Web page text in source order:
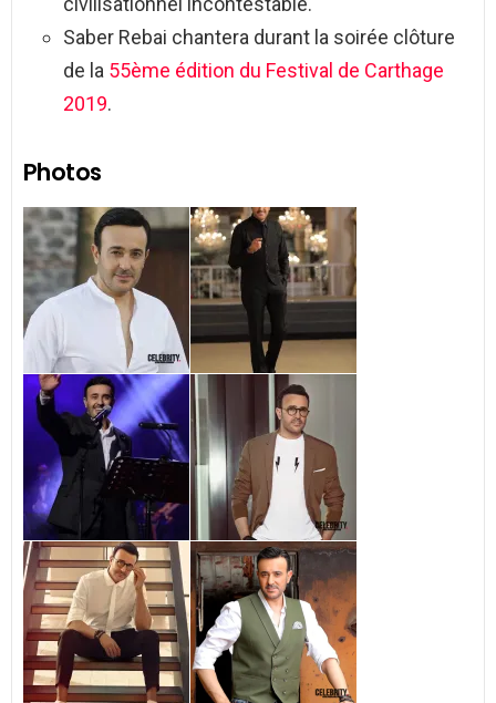
Saber Rebai chantera durant la soirée clôture
de la 55ème édition du Festival de Carthage
2019.
Photos